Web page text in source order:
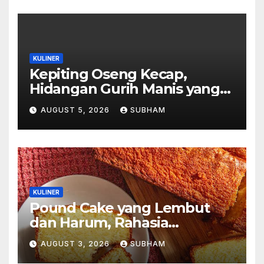
KULINER
Kepiting Oseng Kecap,
Hidangan Gurih Manis yang
Selalu Menggugah Selera di
Setiap Suapan
AUGUST 5, 2026 SUBHAM
KULINER
Pound Cake yang Lembut
dan Harum, Rahasia
Kelezatan Kue Klasik yang
Tak Pernah Kehilangan
AUGUST 3, 2026 SUBHAM